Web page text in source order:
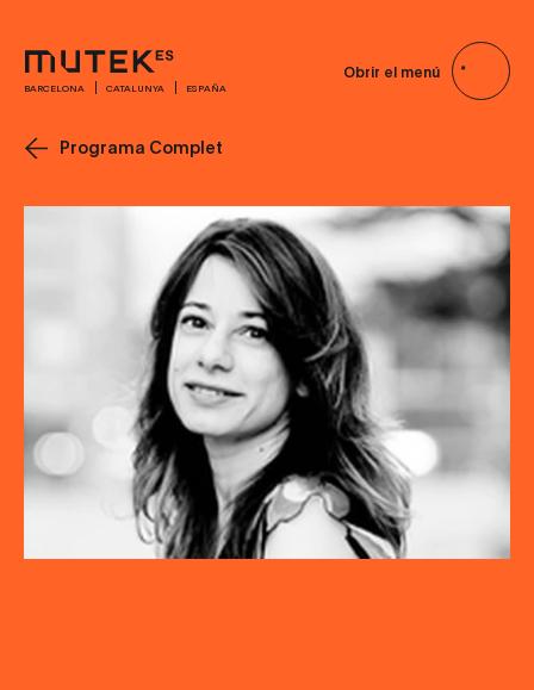
BARCELONA CATALUNYA ESPAÑA
Obrir el menú
Programa Complet